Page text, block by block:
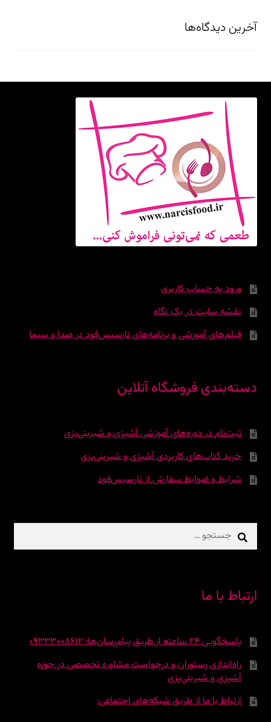
آخرین دیدگاه‌ها
ورود به حساب کاربری
نقشه سایت در یک نگاه
فیلم‌های آموزشی و برنامه‌های نارسیس‌فود در صدا و سیما
دسته‌بندی فروشگاه آنلاین
ثبت‌نام در دوره‌‌های آموزشی آشپزی و شیرینی‌پزی
خرید کتاب‌های کاربردی آشپزی و شیرینی‌پزی
شرایط و ضوابط سفارش از نارسیس‌فود
جستجو
برای:
ارتباط با ما
پاسخگویی 24 ساعته از طریق پیام‌رسان‌ها: 09333008612
راه‌اندازی رستوران و درخواست مشاوره تخصصی در حوزه
آشپزی و شیرینی‌پزی
ارتباط با ما از طریق شبکه‌های اجتماعی: